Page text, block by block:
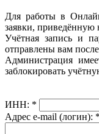
Для работы в
заявки, приведённую
Учётная запись и
отправлены вам
Администрация
заблокировать
ИНН: *
Адрес e-mail (логин): *